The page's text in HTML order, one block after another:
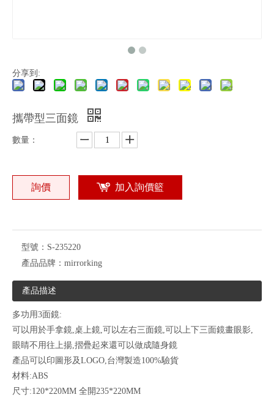
分享到:
攜帶型三面鏡
數量：
詢價 加入詢價籃
型號： S-235220
產品品牌： mirrorking
產品描述
多功用3面鏡:
可以用於手拿鏡,桌上鏡,可以左右三面鏡,可以上下三面鏡畫眼影,
眼睛不用往上揚,摺疊起來還可以做成隨身鏡
產品可以印圖形及LOGO,台灣製造100%驗貨
材料:ABS
尺寸:120*220MM 全開235*220MM